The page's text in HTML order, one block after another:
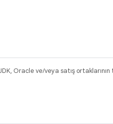
Oracle ve/veya satış